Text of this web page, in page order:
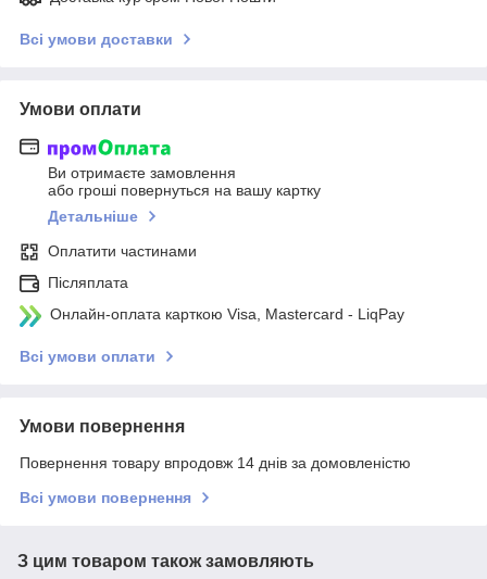
Всі умови доставки
Умови оплати
Ви отримаєте замовлення
або гроші повернуться на вашу картку
Детальніше
Оплатити частинами
Післяплата
Онлайн-оплата карткою Visa, Mastercard - LiqPay
Всі умови оплати
Умови повернення
Повернення товару впродовж 14 днів за домовленістю
Всі умови повернення
З цим товаром також замовляють